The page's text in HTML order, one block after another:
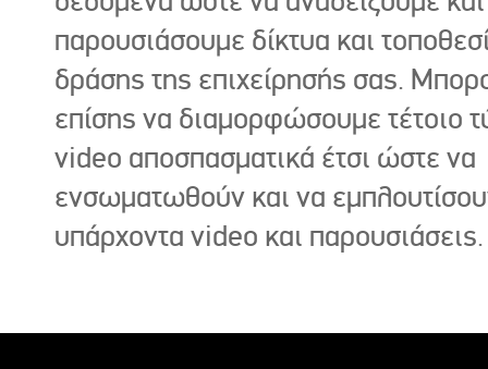
παρουσιάσουμε δίκτυα και
δράσης της επιχείρησής σας.
επίσης να διαμορφώσουμε τέτοιο
video αποσπασματικά έτσι ώστε να
ενσωματωθούν και να
υπάρχοντα video και παρουσιάσεις.